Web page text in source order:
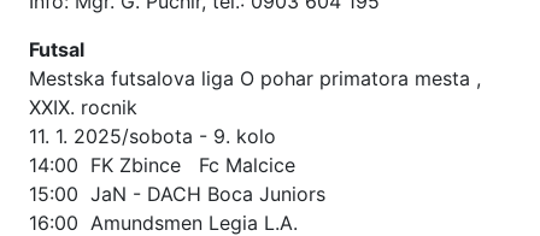
Futsal
Mestska futsalova liga O pohar primatora mesta ,
XXIX. rocnik
11. 1. 2025/sobota - 9. kolo
14:00 FK Zbince Fc Malcice
15:00 JaN - DACH Boca Juniors
16:00 Amundsmen Legia L.A.